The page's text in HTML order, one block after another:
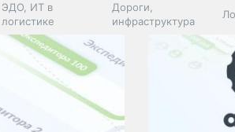
ЭДО, ИТ в
логистике
Дороги,
инфраструктура
Спецтехника